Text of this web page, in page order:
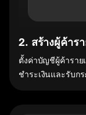
2. สร้างผู้ค้าร
ตั้งค่าบัญชีผู้ค้าราย
ชำระเงินและรับก